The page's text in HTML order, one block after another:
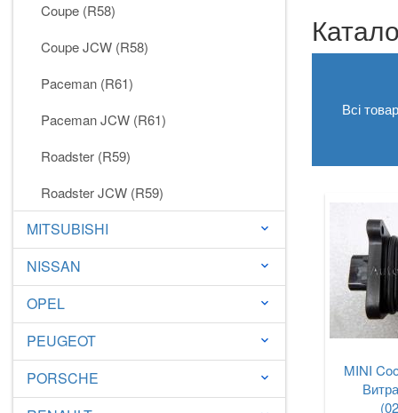
Coupe (R58)
Coupe JCW (R58)
Paceman (R61)
Paceman JCW (R61)
Roadster (R59)
Roadster JCW (R59)
MITSUBISHI keyboard_arrow_down
NISSAN keyboard_arrow_down
OPEL keyboard_arrow_down
PEUGEOT keyboard_arrow_down
PORSCHE keyboard_arrow_down
Всі
MINI